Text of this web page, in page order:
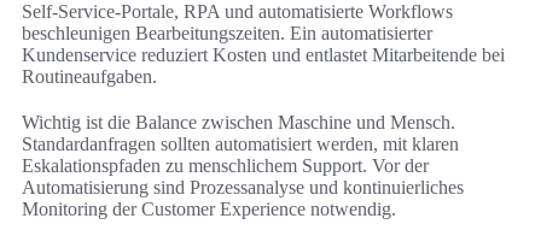
Self‑Service-Portale, RPA und automatisierte Workflows
beschleunigen Bearbeitungszeiten. Ein automatisierter
Kundenservice reduziert Kosten und entlastet Mitarbeitende bei
Routineaufgaben.
Wichtig ist die Balance zwischen Maschine und Mensch.
Standardanfragen sollten automatisiert werden, mit klaren
Eskalationspfaden zu menschlichem Support. Vor der
Automatisierung sind Prozessanalyse und kontinuierliches
Monitoring der Customer Experience notwendig.